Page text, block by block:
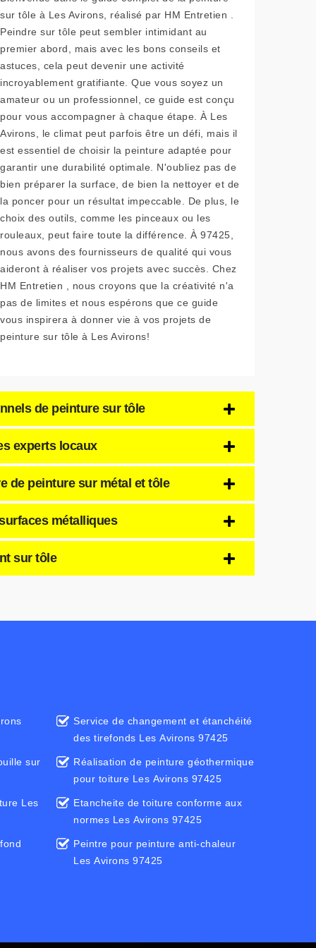
sur tôle à Les Avirons, réalisé par HM Entretien .
Peindre sur tôle peut sembler intimidant au
premier abord, mais avec les bons conseils et
astuces, cela peut devenir une activité
incroyablement gratifiante. Que vous soyez un
amateur ou un professionnel, ce guide est conçu
pour vous accompagner à chaque étape. À Les
Avirons, le climat peut parfois être un défi, mais il
est essentiel de choisir la peinture adaptée pour
garantir une durabilité optimale. N'oubliez pas de
bien préparer la surface, de bien la nettoyer et de
la poncer pour un résultat impeccable. De plus, le
choix des outils, comme les pinceaux ou les
rouleaux, peut faire toute la différence. À 97425,
nous avons des fournisseurs de qualité qui vous
aideront à réaliser vos projets avec succès. Chez
HM Entretien , nous croyons que la créativité n'a
pas de limites et nous espérons que ce guide
vous inspirera à donner vie à vos projets de
peinture sur tôle à Les Avirons!
de peinture sur tôle
experts locaux
de peinture sur métal et tôle
métalliques
sur tôle
sur
Les
Service de changement et étanchéité
des tirefonds Les Avirons 97425
Réalisation de peinture géothermique
pour toiture Les Avirons 97425
Etancheite de toiture conforme aux
normes Les Avirons 97425
Peintre pour peinture anti-chaleur
Les Avirons 97425